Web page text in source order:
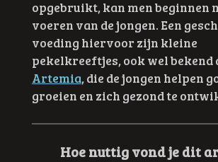
opgebruikt, kan men beginnen
voeren van de jongen. Een
voeding hiervoor zijn kleine
pekelkreeftjes, ook wel bekend
Artemia, die de jongen helpen
groeien en zich gezond te
Hoe nuttig vond je dit